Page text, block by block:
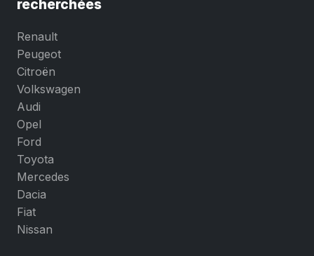
recherchées
Renault
Peugeot
Citroën
Volkswagen
Audi
Opel
Ford
Toyota
Mercedes
Dacia
Fiat
Nissan